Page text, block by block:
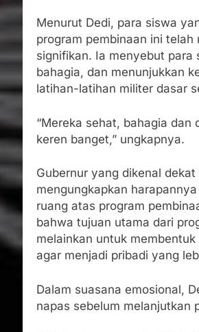
Menurut Dedi, para siswa
program pembinaan ini
signifikan. Ia menyebut para
bahagia, dan menunjukkan
latihan-latihan militer dasar
“Mereka sehat, bahagia dan
keren banget,” ungkapnya.
Gubernur yang dikenal
mengungkapkan
ruang atas program
bahwa tujuan utama dari
melainkan untuk
agar menjadi pribadi yang
Dalam suasana emosional,
napas sebelum melanjutkan